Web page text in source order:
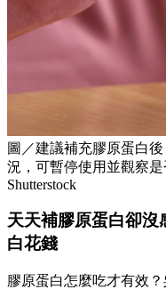
圖／建議補充膠原蛋白
況，可暫停使用並觀察
Shutterstock
天天補膠原蛋白卻沒
白花錢
膠原蛋白怎麼吃才有效